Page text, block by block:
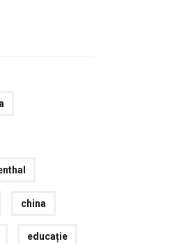
china
educație